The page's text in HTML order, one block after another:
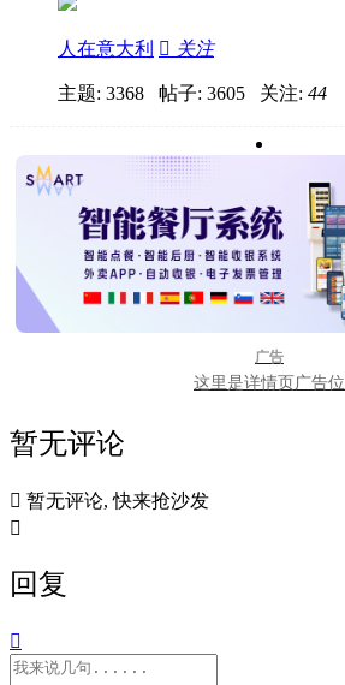
人在意大利  关注
主题: 3368 帖子: 3605 关注: 44
广告
这里是详情页广告位
暂无评论
 暂无评论, 快来抢沙发

回复
